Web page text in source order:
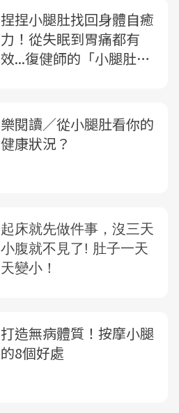
捏捏小腿肚找回身體自癒
力！從失眠到胃痛都有
效...復健師的「小腿肚經
樂閱讀／從小腿肚看你的
健康狀況？
打造無病體質！按摩小腿
的8個好處